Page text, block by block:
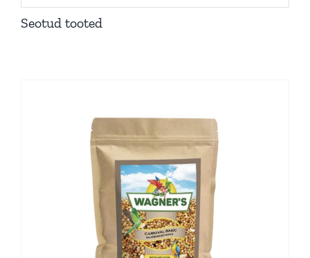
Seotud tooted